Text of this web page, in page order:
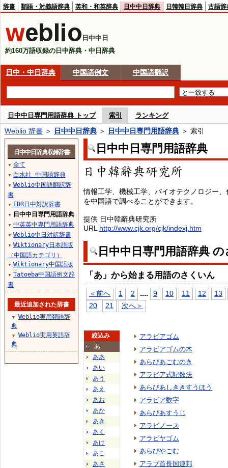
辞書 類語・対義語辞典 英和・和英辞典 日中中日辞典 日韓韓日辞典 古語辞
日中中日
約160万語収録の日中辞典・中日辞典
日中・中日辞典 中国語例文 中国語翻訳
日中中日専門用語辞典 トップ 索引 ランキング
Weblio 辞書 ＞ 日中中日辞典 ＞ 日中中日専門用語辞典 ＞ 索引
日中中日専門用語辞典
情報工学、機械工学、バイオテクノロジー
を中国語で調べることができます。
提供 日中韓辭典研究所
URL http://www.cjk.org/cjk/indexj.htm
日中中日専門用語辞典
「あ」から始まる用語のさくいん
＜前へ 1 2 .... 9 10 11 12
13
20
21 次へ＞
絞込み
あ
ああ
あい
あう
あえ
あお
あか
あき
あく
あけ
あこ
あさ
アラビアゴム
アラビアゴムの木
あらびあごむのき
アラビア式記数法
あらびあしききすうほう
アラビア数字
あらびあすうじ
アラビノース
アラビヤゴム
あらびやごむ
アラブ首長国連邦
日中中日辞典収録辞書
▼ 全て
▼ 白水社 中国語辞典
▼ Weblio中国語翻訳辞
書
▼ EDR日中対訳辞書
▼ 日中中日専門用語辞典
▼ 中英英中専門用語辞典
▼ Weblio中日対訳辞書
▼ Wiktionary日本語版
（中国語カテゴリ）
▼ Wiktionary中国語版
▼ Tatoeba中国語例文辞
書
最近追加された辞書
▼
Weblio実用類語辞
典
▼
Weblio実用英語辞
典